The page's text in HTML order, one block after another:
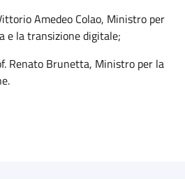
Amedeo Colao, Ministro per
e la transizione digitale;
Renato Brunetta, Ministro per la